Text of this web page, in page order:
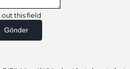
out this field
Gönder